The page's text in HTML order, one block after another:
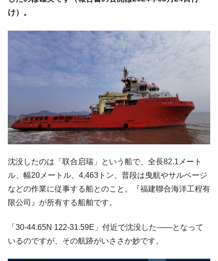
『Money1』
「KDDX」1番艦、2032年竣工と公示
『Money1』
【対日本円】ウォン安が急進！ 日米の協調
に韓国がいっちょがみしたのでは。
韓国政府『BYD』車への補助金を全廃 ⇒ 実
は韓国で『BYD』車は売れている。6カ月で対前年同期比
在韓米国大使スティールが着韓！⇒ さっそ
く空港に詰めかけ「出て行け！」「極右勢力」のプラカー
ドを掲げる「在韓反米勢力」
『Money1』
韓国政府「2035年までに18.4GW規模のAIデ
『Money1』
JPモルガン「韓国レバレッジETFの清算は
ほぼ終わった」
『Money1』
韓国『国民年金公団』株価暴落で200兆蒸
発。
ャンペーン」⇒ あの名物教授も登場！
『Money1』
韓国「橋が落ちました」⇒ 耐久性「なさす
け）。
沈没したのは「联合启瑞」という船で、全長82.1メート
ル、幅20メートル、4,463トン、普段は曳航やサルベージ
などの作業に従事する船とのこと。『福建聯合海洋工程有
限公司』が所有する船舶です。
「30-44.65N 122-31.59E」付近で沈没した――となって
いるのですが、その航跡がいささか妙です。